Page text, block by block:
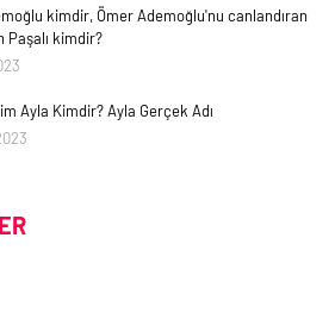
kimdir, Ömer Ademoğlu'nu canlandıran
Paşalı kimdir?
Ayla Kimdir? Ayla Gerçek Adı